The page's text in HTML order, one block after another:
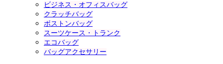
ビジネス・オフィスバッグ
クラッチバッグ
ボストンバッグ
スーツケース・トランク
エコバッグ
バッグアクセサリー